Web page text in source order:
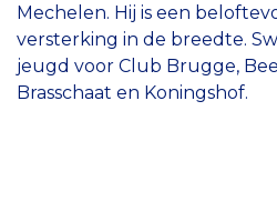
Mechelen. Hij is een
versterking in de breedte.
jeugd voor Club Brugge,
Brasschaat en Koningshof.